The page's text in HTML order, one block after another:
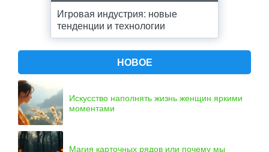
Игровая индустрия: новые
тенденции и технологии
НОВОЕ
Искусство наполнять жизнь женщин яркими
моментами
Магия карточных рядов или почему мы